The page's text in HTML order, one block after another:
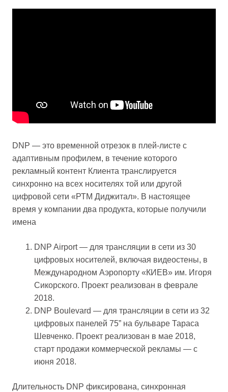
DNP — это временной отрезок в плей-листе с
адаптивным профилем, в течение которого
рекламный контент Клиента транслируется
синхронно на всех носителях той или другой
цифровой сети «РТМ Диджитал». В настоящее
время у компании два продукта, которые получили
имена
DNP Airport — для трансляции в сети из 30
цифровых носителей, включая видеостены, в
Международном Аэропорту «КИЕВ» им. Игоря
Сикорского. Проект реализован в феврале
2018.
DNP Boulevard — для трансляции в сети из 32
цифровых панелей 75” на бульваре Тараса
Шевченко. Проект реализован в мае 2018,
старт продажи коммерческой рекламы — с
июня 2018.
Длительность DNP фиксирована, синхронная